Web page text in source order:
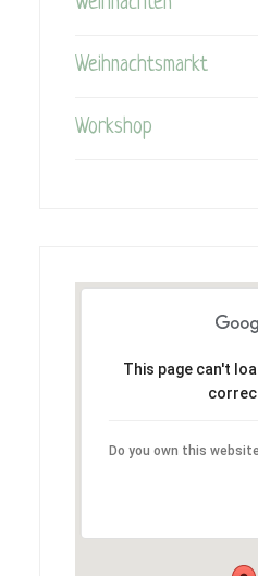
Weihnachtsmarkt
Workshop
This page can't
Do you own this